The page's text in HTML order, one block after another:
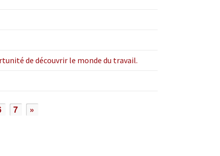
de découvrir le monde du travail.
7 »